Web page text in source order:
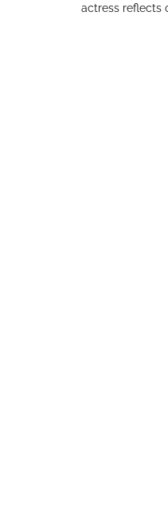
actress reflects